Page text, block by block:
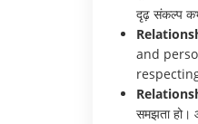
दृढ़ संकल्प
and
समझता हो।